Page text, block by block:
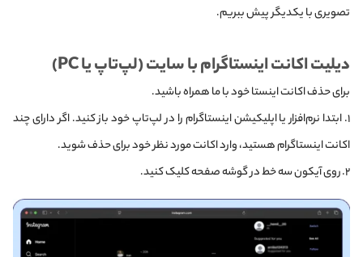
تصویری با یکدیگر پیش ببریم.
دیلیت اکانت اینستاگرام با سایت (لپ‌تاپ یا PC)
برای حذف اکانت اینستا خود با ما همراه باشید.
۱. ابتدا نرم‌افزار یا اپلیکیشن اینستاگرام را در لپ‌تاپ خود باز کنید. اگر دارای چند
اکانت اینستاگرام هستید، وارد اکانت مورد نظر خود برای حذف شوید.
۲. روی آیکون سه خط در گوشه صفحه کلیک کنید.